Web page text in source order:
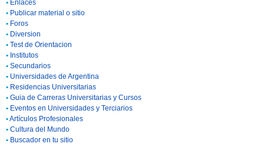
• Enlaces
• Publicar material o sitio
• Foros
• Diversion
• Test de Orientacion
• Institutos
• Secundarios
• Universidades de Argentina
• Residencias Universitarias
• Guia de Carreras Universitarias y Cursos
• Eventos en Universidades y Terciarios
•Artículos Profesionales
• Cultura del Mundo
• Buscador en tu sitio